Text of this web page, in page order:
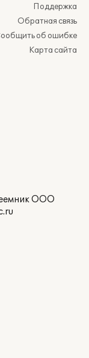
Поддержка
Обратная связь
об ошибке
Карта сайта
ООО